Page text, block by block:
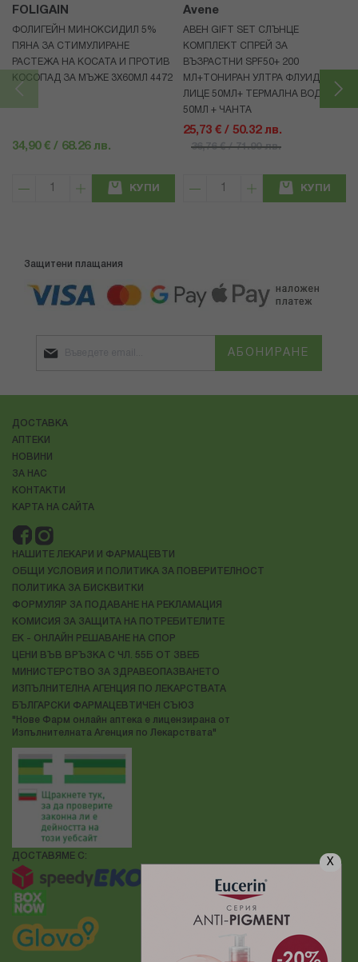
X
FOLIGAIN
ФОЛИГЕЙН МИНОКСИДИЛ 5%
ПЯНА ЗА СТИМУЛИРАНЕ
РАСТЕЖА НА КОСАТА И ПРОТИВ
КОСОПАД ЗА МЪЖЕ 3X60МЛ 4472
34,90 € / 68.26 лв.
КУПИ
Avene
АВЕН GIFT SET СЛЪНЦЕ
КОМПЛЕКТ СПРЕЙ ЗА
ВЪЗРАСТНИ SPF50+ 200
МЛ+ТОНИРАН УЛТРА ФЛУИД ЗА
ЛИЦЕ 50МЛ+ ТЕРМАЛНА ВОДА
50МЛ + ЧАНТА
25,73 € / 50.32 лв.
36,76 € / 71.90 лв.
КУПИ
Защитени плащания
АБОНИРАНЕ
ДОСТАВКА
АПТЕКИ
НОВИНИ
ЗА НАС
КОНТАКТИ
КАРТА НА САЙТА
НАШИТЕ ЛЕКАРИ И ФАРМАЦЕВТИ
ОБЩИ УСЛОВИЯ И ПОЛИТИКА ЗА ПОВЕРИТЕЛНОСТ
ПОЛИТИКА ЗА БИСКВИТКИ
ФОРМУЛЯР ЗА ПОДАВАНЕ НА РЕКЛАМАЦИЯ
КОМИСИЯ ЗА ЗАЩИТА НА ПОТРЕБИТЕЛИТЕ
ЕК - ОНЛАЙН РЕШАВАНЕ НА СПОР
ЦЕНИ ВЪВ ВРЪЗКА С ЧЛ. 55Б ОТ ЗВЕБ
МИНИСТЕРСТВО ЗА ЗДРАВЕОПАЗВАНЕТО
ИЗПЪЛНИТЕЛНА АГЕНЦИЯ ПО ЛЕКАРСТВАТА
БЪЛГАРСКИ ФАРМАЦЕВТИЧЕН СЪЮЗ
"Нове Фарм онлайн аптека е лицензирана от
Изпълнителната Агенция по Лекарствата"
ДОСТАВЯМЕ С: